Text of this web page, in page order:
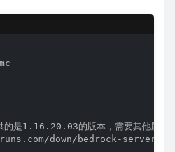
的是1.16.20.03的版本，需要其他版本
down/bedrock-server-